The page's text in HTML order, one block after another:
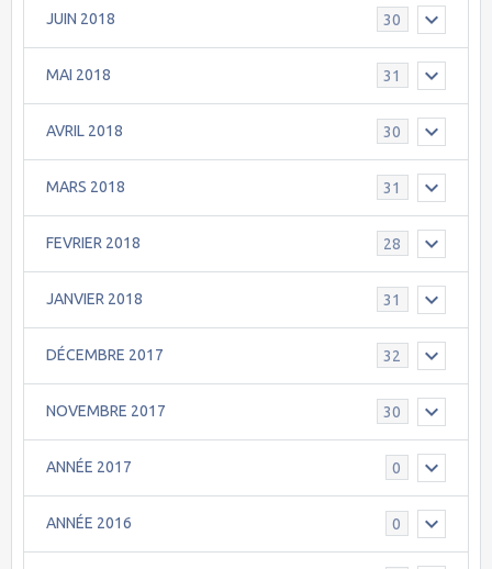
JUIN 2018 30
MAI 2018 31
AVRIL 2018 30
MARS 2018 31
FEVRIER 2018 28
JANVIER 2018 31
DÉCEMBRE 2017 32
NOVEMBRE 2017 30
ANNÉE 2017 0
ANNÉE 2016 0